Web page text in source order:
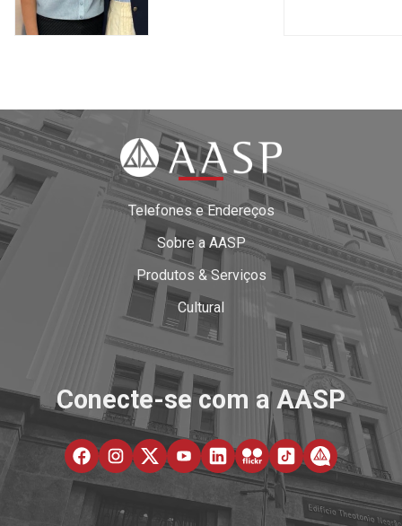
Telefones e Endereços
Sobre a AASP
Produtos & Serviços
Cultural
Conecte-se com a AASP